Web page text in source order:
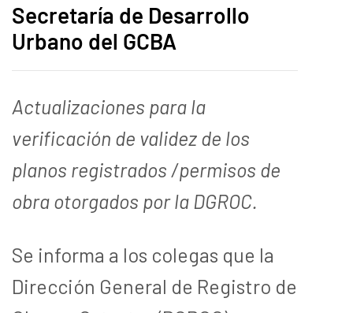
Secretaría de Desarrollo
Urbano del GCBA
Actualizaciones para la
verificación de validez de los
planos registrados /permisos de
obra otorgados por la DGROC.
Se informa a los colegas que la
Dirección General de Registro de